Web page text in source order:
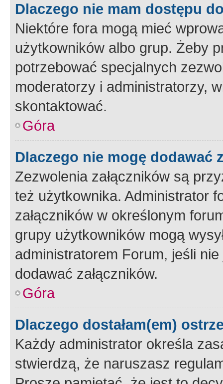
Dlaczego nie mam dostępu
Niektóre fora mogą mieć
użytkowników albo grup. Żeby
potrzebować specjalnych
moderatorzy i administratorzy,
skontaktować.
Góra
Dlaczego nie mogę dodawać
Zezwolenia załączników są
też użytkownika. Administrator
załączników w określonym
grupy użytkowników mogą
administratorem Forum, jeśli
dodawać załączników.
Góra
Dlaczego dostałam(em)
Każdy administrator określa
stwierdzą, że naruszasz